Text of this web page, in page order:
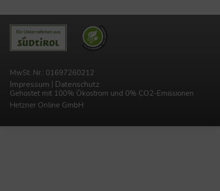
MwSt. Nr.: 01697260212
Impressum Datenschutz
Gehostet mit 100% Ökostrom und 0% CO2-Emissionen
Hetzner Online GmbH